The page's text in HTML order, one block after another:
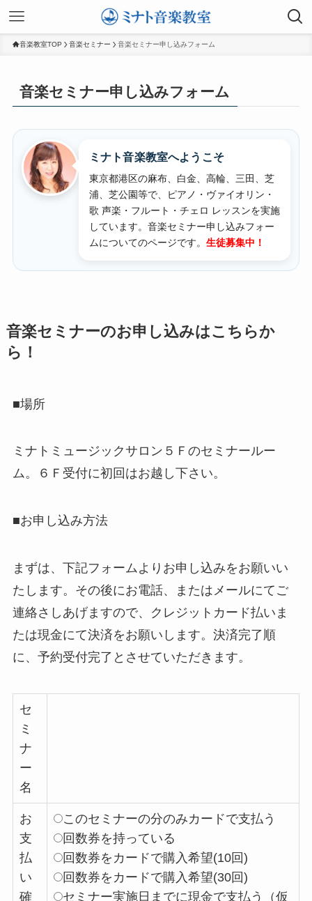
音楽教室TOP 音楽セミナー 音楽セミナー申し込みフォーム
音楽セミナー申し込みフォーム
ミナト音楽教室へようこそ
東京都港区の麻布、白金、高輪、三田、芝
浦、芝公園等で、ピアノ・ヴァイオリン・
歌 声楽・フルート・チェロ レッスンを実施
しています。 音楽セミナー申し込みフォー
ムについてのページです。 生徒募集中！
音楽セミナーのお申し込みはこちらか
ら！
■場所
ミナトミュージックサロン５Ｆのセミナールー
ム。６Ｆ受付に初回はお越し下さい。
■お申し込み方法
まずは、下記フォームよりお申し込みをお願いい
たします。その後にお電話、またはメールにてご
連絡さしあげますので、クレジットカード払いま
たは現金にて決済をお願いします。 決済完了順
に、予約受付完了とさせていただきます。
セ
ミ
ナ
ー
名
お
支
払
い
確
このセミナーの分のみカードで支払う
回数券を持っている
回数券をカードで購入希望(10回)
回数券をカードで購入希望(30回)
セミナー実施日までに現金で支払う（仮